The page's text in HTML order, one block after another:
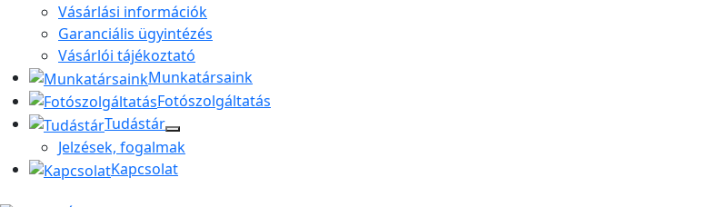
Vásárlási információk
Garanciális ügyintézés
Vásárlói tájékoztató
Munkatársaink
Fotószolgáltatás
Tudástár
Jelzések, fogalmak
Kapcsolat